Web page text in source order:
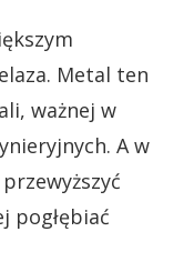
Metal ten
ważnej w
A w
pogłębiać